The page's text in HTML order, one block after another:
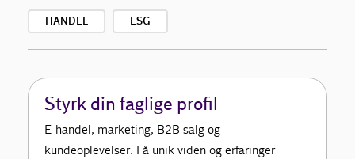
HANDEL ESG
Styrk din faglige profil
E-handel, marketing, B2B salg og
kundeoplevelser. Få unik viden og erfaringer